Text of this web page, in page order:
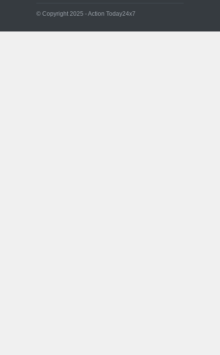
© Copyright 2025 - Action Today24x7